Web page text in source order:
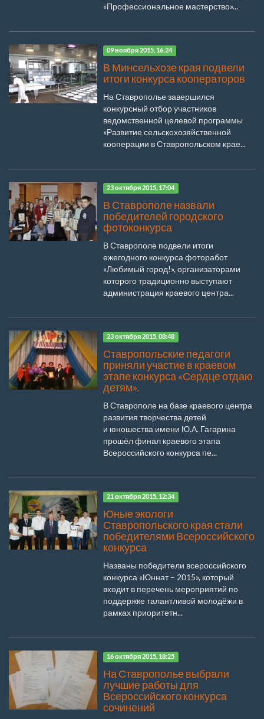
«Профессиональное мастерство»...
09 ноября 2015, 16:24
В Минсельхозе края подвели
итоги конкурса кооператоров
На Ставрополье завершился
конкурсный отбор участников
ведомственной целевой программы
«Развитие сельскохозяйственной
кооперации в Ставропольском крае...
23 октября 2015, 17:04
В Ставрополе назвали
победителей городского
фотоконкурса
В Ставрополе подвели итоги
ежегодного конкурса фоторабот
«Любимый город!», организаторами
которого традиционно выступают
администрация краевого центра...
23 октября 2015, 08:48
Ставропольские педагоги
приняли участие в краевом
этапе конкурса «Сердце отдаю
детям».
В Ставрополе на базе краевого центра
развития творчества детей
и юношества имени Ю.А. Гагарина
прошёл финал краевого этапа
Всероссийского конкурса пе...
21 октября 2015, 12:34
Юные экологи
Ставропольского края стали
победителями Всероссийского
конкурса
Названы победители всероссийского
конкурса «Юннат – 2015», который
входит в перечень мероприятий по
поддержке талантливой молодёжи в
рамках приоритетн...
16 октября 2015, 18:25
На Ставрополье выбрали
лучшие работы для
Всероссийского конкурса
сочинений